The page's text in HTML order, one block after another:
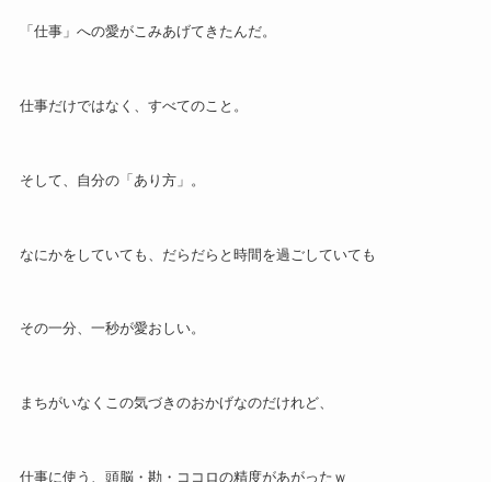
「仕事」への愛がこみあげてきたんだ。
仕事だけではなく、すべてのこと。
そして、自分の「あり方」。
なにかをしていても、だらだらと時間を過ごしていても
その一分、一秒が愛おしい。
まちがいなくこの気づきのおかげなのだけれど、
仕事に使う、頭脳・勘・ココロの精度があがったｗ